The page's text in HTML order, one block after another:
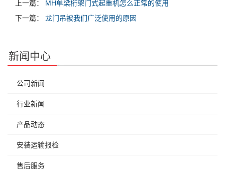
上一篇： MH单梁桁架门式起重机怎么正常的使用
下一篇： 龙门吊被我们广泛使用的原因
新闻中心
公司新闻
行业新闻
产品动态
安装运输报检
售后服务